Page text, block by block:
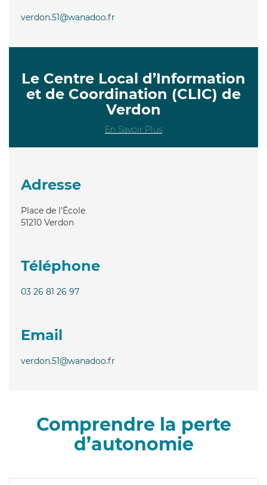
verdon.51@wanadoo.fr
Le Centre Local d’Information
et de Coordination (CLIC) de
Verdon
En Savoir Plus
Adresse
Place de l'École
51210 Verdon
Téléphone
03 26 81 26 97
Email
verdon.51@wanadoo.fr
Comprendre la perte
d’autonomie